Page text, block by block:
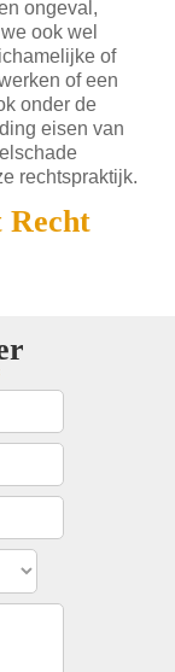
ongeval,
ook wel
of
of een
onder de
eisen van
rechtspraktijk.
Recht